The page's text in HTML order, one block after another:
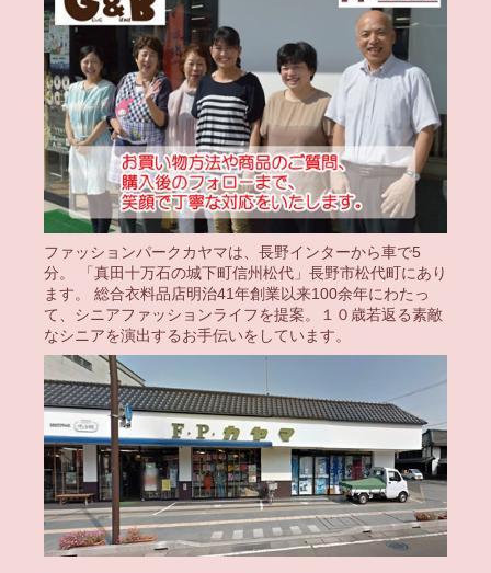
ファッションパークカヤマは、長野インターから車で5
分。 「真田十万石の城下町信州松代」長野市松代町にあり
ます。 総合衣料品店明治41年創業以来100余年にわたっ
て、シニアファッションライフを提案。１０歳若返る素敵
なシニアを演出するお手伝いをしています。